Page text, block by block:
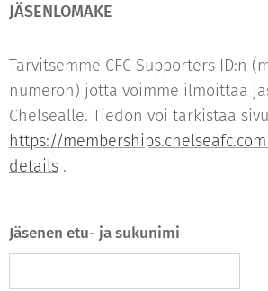
JÄSENLOMAKE
Tarvitsemme CFC Supporters ID:n
numeron) jotta voimme ilmoittaa
Chelsealle. Tiedon voi tarkistaa
https://
details .
Jäsenen etu- ja sukunimi